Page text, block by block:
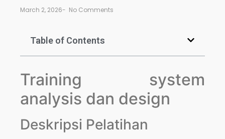
March 2, 2026- No Comments
Table of Contents
Training system
analysis dan design
Deskripsi Pelatihan